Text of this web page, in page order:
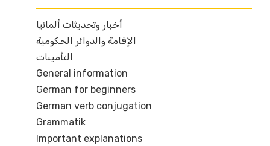
أخبار وتحديثات ألمانيا
الإقامة والدوائر الحكومية
التأمينات
General information
German for beginners
German verb conjugation
Grammatik
Important explanations